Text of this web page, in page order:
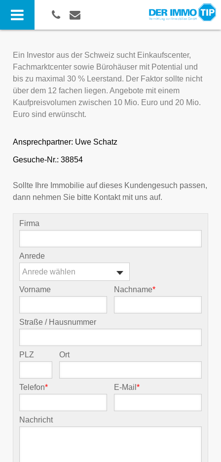
Ein Investor aus der Schweiz sucht Einkaufscenter,
Fachmarktcenter sowie Bürohäuser mit Potential und
bis zu maximal 30 % Leerstand. Der Faktor sollte nicht
über dem 12 fachen liegen. Angebote mit einem
Kaufpreisvolumen zwischen 10 Mio. Euro und 20 Mio.
Euro sind erwünscht.
Ansprechpartner: Uwe Schatz
Gesuche-Nr.: 38854
Sollte Ihre Immobilie auf dieses Kundengesuch passen,
dann nehmen Sie bitte Kontakt mit uns auf.
Firma
Anrede
Anrede wählen
Vorname Nachname*
Straße / Hausnummer
PLZ Ort
Telefon* E-Mail*
Nachricht